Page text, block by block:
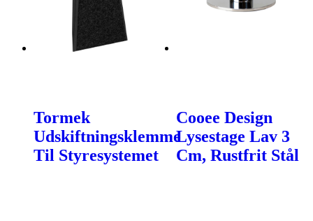
Tormek
Udskiftningsklemme
Til Styresystemet
Cooee Design
Lysestage Lav 3
Cm, Rustfrit Stål